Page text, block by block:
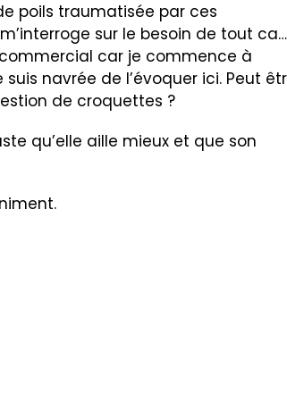
poils traumatisée par ces
sur le besoin de tout ca…
car je commence à
navrée de l’évoquer ici. Peut
de croquettes ?
qu’elle aille mieux et que son